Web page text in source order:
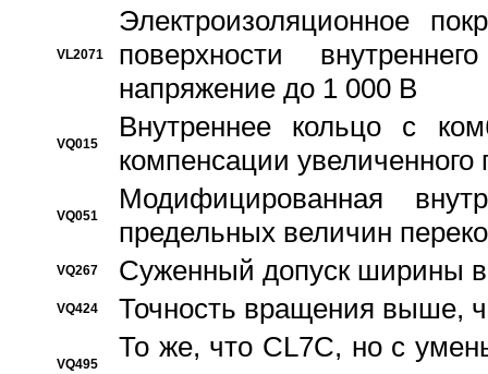
VL2071
Электроизоляционное
поверхности
напряжение до 1 000 В
VQ015
Bнутреннее кольцо с
компенсации увеличенного
VQ051
Модифицированная
предельных величин
VQ267 Суженный допуск ширины
VQ424 Точность вращения выше,
VQ495
То же, что CL7C, но с